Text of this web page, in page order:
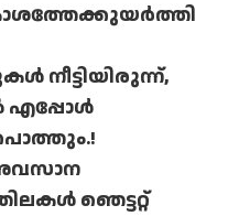
നീട്ടിയിരുന്ന്,
എപ്പോൾ
ഞെട്ടറ്റ്